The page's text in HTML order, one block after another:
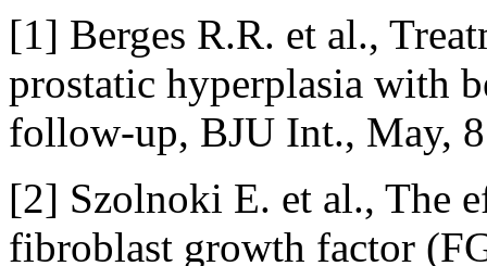
[1] Berges R.R. et al.,
prostatic hyperplasia with
follow-up, BJU Int., May,
[2] Szolnoki E. et al., The
fibroblast growth factor